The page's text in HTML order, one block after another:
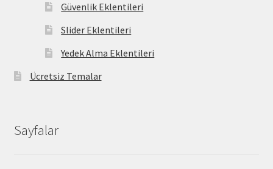
Güvenlik Eklentileri
Slider Eklentileri
Yedek Alma Eklentileri
Ücretsiz Temalar
Sayfalar